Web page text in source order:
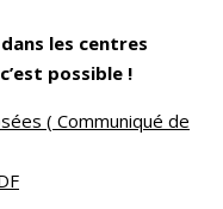
les centres
possible !
( Communiqué de